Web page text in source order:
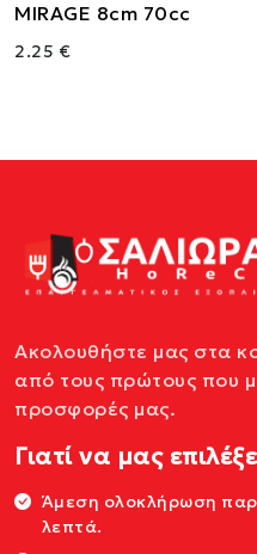
MIRAGE 8cm 70cc
2.25 €
Ακολουθήστε μας στα
από τους πρώτους που
προσφορές μας.
Γιατί να μας
Άμεση ολοκλήρωση
λεπτά.